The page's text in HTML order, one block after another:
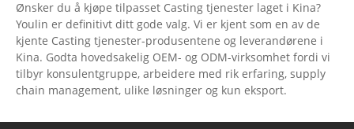
Ønsker du å kjøpe tilpasset Casting tjenester laget i Kina?
Youlin er definitivt ditt gode valg. Vi er kjent som en av de
kjente Casting tjenester-produsentene og leverandørene i
Kina. Godta hovedsakelig OEM- og ODM-virksomhet fordi vi
tilbyr konsulentgruppe, arbeidere med rik erfaring, supply
chain management, ulike løsninger og kun eksport.